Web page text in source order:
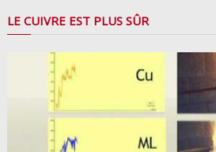
LE CUIVRE EST PLUS SÛR